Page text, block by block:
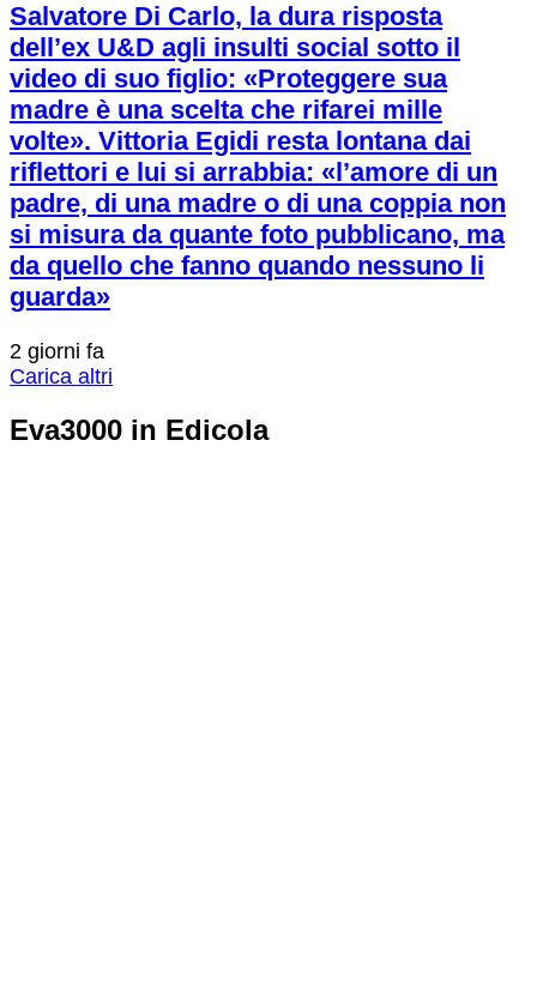
Salvatore Di Carlo, la dura risposta
dell’ex U&D agli insulti social sotto il
video di suo figlio: «Proteggere sua
madre è una scelta che rifarei mille
volte». Vittoria Egidi resta lontana dai
riflettori e lui si arrabbia: «l’amore di un
padre, di una madre o di una coppia non
si misura da quante foto pubblicano, ma
da quello che fanno quando nessuno li
guarda»
2 giorni fa
Carica altri
Eva3000 in Edicola